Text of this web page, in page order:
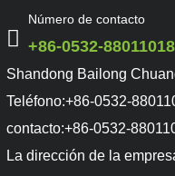
Número de contacto
+86-0532-88011018
Shandong Bailong
Teléfono:+86-0532-
contacto:+86-0532-
La dirección de la